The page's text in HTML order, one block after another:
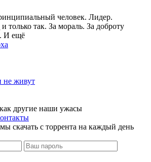
человек. Лидер.
только так. За мораль. За доброту
И ещё
не живут
другие наши ужасы
скачать с торрента на каждый день